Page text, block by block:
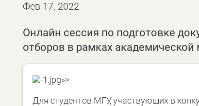
Фев 17, 2022
Онлайн сессия по подготовке
отборов в рамках
-1.jpg»>
Для студентов МГУ, участвующих в